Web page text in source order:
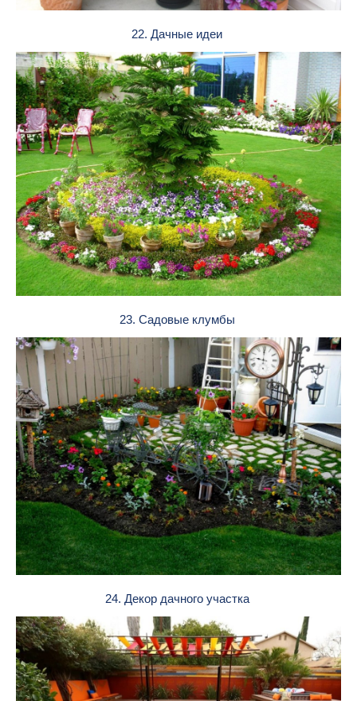
22. Дачные идеи
23. Садовые клумбы
24. Декор дачного участка